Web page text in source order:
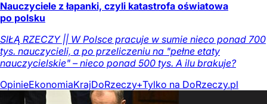
Nauczyciele z łapanki, czyli katastrofa oświatowa
po polsku
SIŁĄ RZECZY || W Polsce pracuje w sumie nieco ponad 700
tys. nauczycieli, a po przeliczeniu na "pełne etaty
nauczycielskie" – nieco ponad 500 tys. A ilu brakuje?
OpinieEkonomiaKrajDoRzeczy+Tylko na DoRzeczy.pl